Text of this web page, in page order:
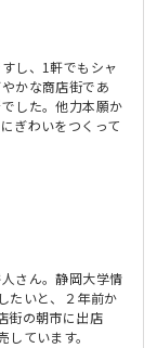
し、1軒でもシャ
かな商店街であ
した。他力本願か
ぎわいをつくって
さん。静岡大学情
たいと、２年前か
街の朝市に出店
ています。